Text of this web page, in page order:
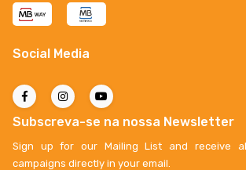
Social Media
Subscreva-se na nossa Newsletter
Sign up for our Mailing List and receive
campaigns directly in your email.